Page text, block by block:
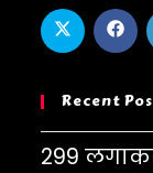
Recent
299